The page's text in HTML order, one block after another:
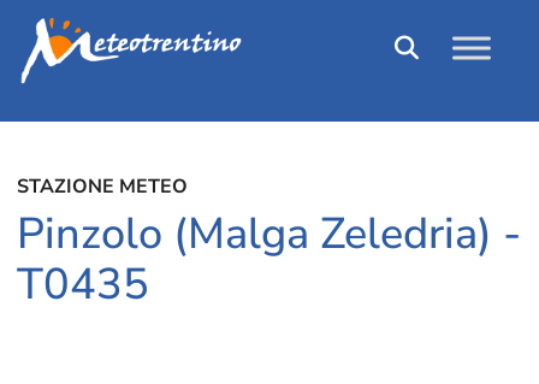
STAZIONE METEO
Pinzolo (Malga Zeledria) -
T0435